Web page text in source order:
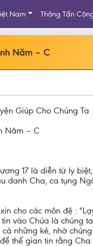
Nam Thông Tấn
Năm – C
Giúp Cho Chúng Ta
Năm – C
17 là diễn từ ly
danh Cha, ca tụng
cho các môn đệ :
vào Chúa là chúng
những kẻ, nhờ
thế gian tin rằng